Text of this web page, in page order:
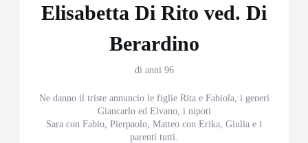
Elisabetta Di Rito ved. Di
Berardino
di anni 96
Ne danno il triste annuncio le figlie Rita e Fabiola, i generi
Giancarlo ed Elvano, i nipoti
Sara con Fabio, Pierpaolo, Matteo con Erika, Giulia e i
parenti tutti.